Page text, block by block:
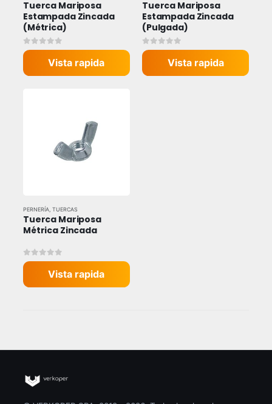
Tuerca Mariposa
Estampada Zincada
(Métrica)
0out of 5
Vista rapida
Tuerca Mariposa
Estampada Zincada
(Pulgada)
0out of 5
Vista rapida
PERNERÍA, TUERCAS
Tuerca Mariposa
Métrica Zincada
0out of 5
Vista rapida